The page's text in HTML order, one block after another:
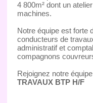
4 800m² dont un
machines.
Notre équipe est forte
conducteurs de
administratif et
compagnons
Rejoignez notre
TRAVAUX BTP H/F